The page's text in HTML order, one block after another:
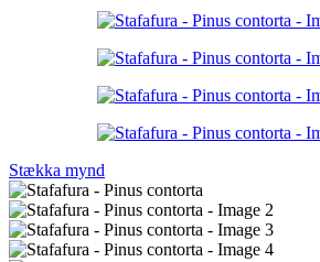
Stækka mynd